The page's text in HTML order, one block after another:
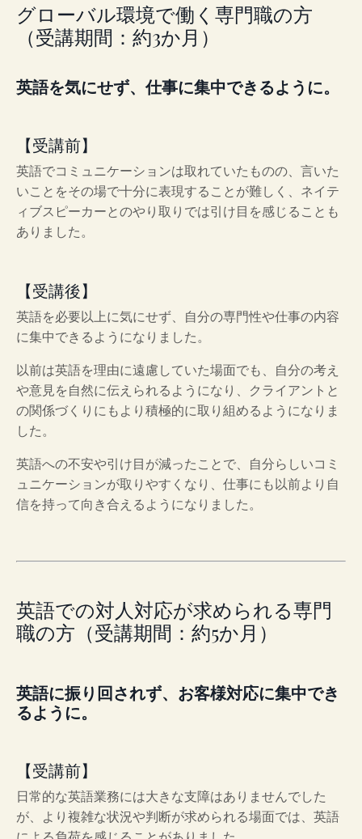
グローバル環境で働く専門職の方
（受講期間：約3か月）
英語を気にせず、仕事に集中できるように。
【受講前】
英語でコミュニケーションは取れていたものの、言いた
いことをその場で十分に表現することが難しく、ネイテ
ィブスピーカーとのやり取りでは引け目を感じることも
ありました。
【受講後】
英語を必要以上に気にせず、自分の専門性や仕事の内容
に集中できるようになりました。
以前は英語を理由に遠慮していた場面でも、自分の考え
や意見を自然に伝えられるようになり、クライアントと
の関係づくりにもより積極的に取り組めるようになりま
した。
英語への不安や引け目が減ったことで、自分らしいコミ
ュニケーションが取りやすくなり、仕事にも以前より自
信を持って向き合えるようになりました。
英語での対人対応が求められる専門
職の方（受講期間：約5か月）
英語に振り回されず、お客様対応に集中でき
るように。
【受講前】
日常的な英語業務には大きな支障はありませんでした
が、より複雑な状況や判断が求められる場面では、英語